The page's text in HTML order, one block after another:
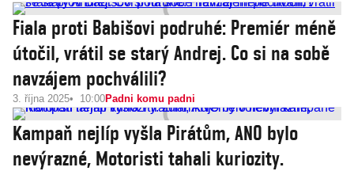
Fiala proti Babišovi podruhé: Premiér méně
útočil, vrátil se starý Andrej. Co si na sobě
navzájem pochválili?
3. října 2025 10:00Padni komu padni
Kampaň nejlíp vyšla Pirátům, ANO bylo
nevýrazné, Motoristi tahali kuriozity.